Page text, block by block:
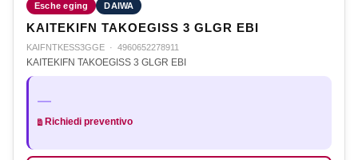
Esche eging DAIWA
KAITEKIFN TAKOEGISS 3 GLGR EBI
KAIFNTKESS3GGE · 4960652278911
KAITEKIFN TAKOEGISS 3 GLGR EBI
—
Richiedi preventivo